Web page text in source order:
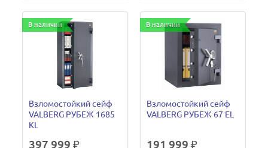
В наличии
Взломостойкий сейф
VALBERG РУБЕЖ 1685
KL
397 999 ₽
В наличии
Взломостойкий сейф
VALBERG РУБЕЖ 67 EL
191 999 ₽